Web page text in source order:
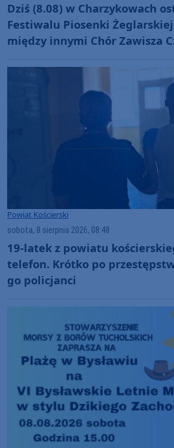
Dziś (8.08) w Charzykowach
Festiwalu Piosenki
między innymi Chór Zawisza
Powiat Kościerski
sobota, 8 sierpnia 2026, 08:48
19-latek z powiatu
telefon. Krótko po
go policjanci